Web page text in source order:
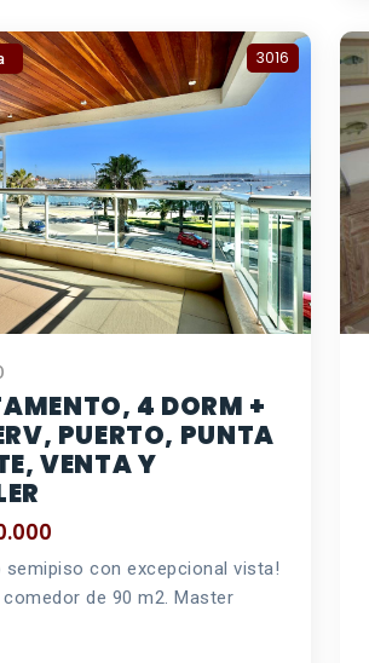
3016
4 DORM +
PUERTO, PUNTA
VENTA Y
semipiso con excepcional vista!
comedor de 90 m2. Master